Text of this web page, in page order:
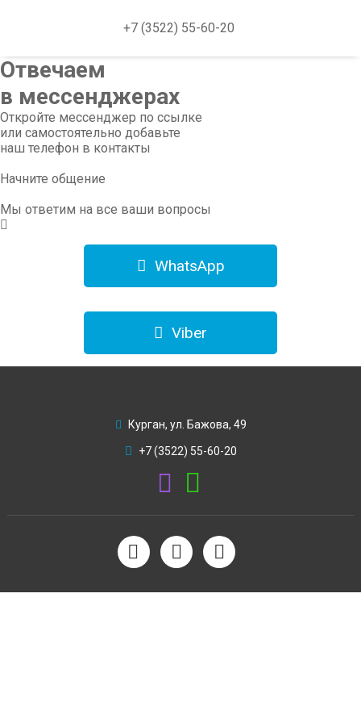
+7 (3522) 55-60-20
Отвечаем
в мессенджерах
Откройте мессенджер по ссылке
или самостоятельно добавьте
наш телефон в контакты
Начните общение
Мы ответим на все ваши вопросы
WhatsApp
Viber
Курган, ул. Бажова, 49
+7 (3522) 55-60-20